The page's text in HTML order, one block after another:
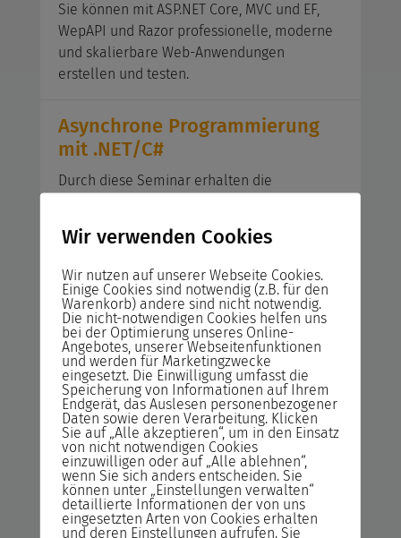
Sie können mit ASP.NET Core, MVC und EF,
WepAPI und Razor professionelle, moderne
und skalierbare Web-Anwendungen
erstellen und testen.
Asynchrone Programmierung
mit .NET/C#
Durch diese Seminar erhalten die
serviceorientierten Programmierung.
Dadurch wissen die Teilnehmer auch wie
man mehrere Threads steuert und wie man
auf entfernte Programmabläufe zugreift.
Automatische Installation von
Windows 7 und Windows Server
2012/2008 R2
Die Teilnehmer dieser Seminar, werden in
die Lage versetzt, Windows Betriebssysteme
automatisiert in Unternehmensumgebung zu
integrieren. Durch das erlernte Wissen
dieser Seminar, sinken Ihre Kosten und die
Wir verwenden Cookies
Wir nutzen auf unserer Webseite Cookies.
Einige Cookies sind notwendig (z.B. für den
Warenkorb) andere sind nicht notwendig.
Die nicht-notwendigen Cookies helfen uns
bei der Optimierung unseres Online-
Angebotes, unserer Webseitenfunktionen
und werden für Marketingzwecke
eingesetzt. Die Einwilligung umfasst die
Speicherung von Informationen auf Ihrem
Endgerät, das Auslesen personenbezogener
Daten sowie deren Verarbeitung. Klicken
Sie auf „Alle akzeptieren“, um in den Einsatz
von nicht notwendigen Cookies
einzuwilligen oder auf „Alle ablehnen“,
wenn Sie sich anders entscheiden. Sie
können unter „Einstellungen verwalten“
detaillierte Informationen der von uns
eingesetzten Arten von Cookies erhalten
und deren Einstellungen aufrufen. Sie